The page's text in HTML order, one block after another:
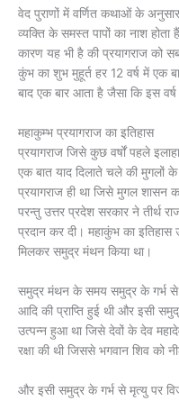
वेद पुराणों में वर्णित कथाओं के
व्यक्ति के समस्त पापों का नाश होता
कारण यह भी है की प्रयागराज को
कुंभ का शुभ मुहूर्त हर 12 वर्ष में एक
बाद एक बार आता है जैसा कि इस वर्ष
महाकुम्भ प्रयागराज का इतिहास
प्रयागराज जिसे कुछ वर्षों पहले
एक बात याद दिलाते चले की मुगलों
प्रयागराज ही था जिसे मुगल शासन
परन्तु उत्तर प्रदेश सरकार ने तीर्थ
प्रदान कर दी। महाकुंभ का
मिलकर समुद्र मंथन किया था।
समुद्र मंथन के समय समुद्र के गर्भ से
आदि की प्राप्ति हुई थी और इसी
उत्पन्न हुआ था जिसे देवों के देव
रक्षा की थी जिससे भगवान शिव को
और इसी समुद्र के गर्भ से मृत्यु पर